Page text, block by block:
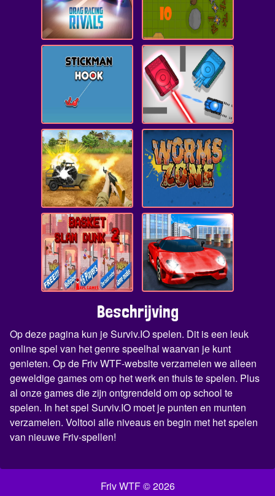
Beschrijving
Op deze pagina kun je Surviv.IO spelen. Dit is een leuk
online spel van het genre speelhal waarvan je kunt
genieten. Op de Friv WTF-website verzamelen we alleen
geweldige games om op het werk en thuis te spelen. Plus
al onze games die zijn ontgrendeld om op school te
spelen. In het spel Surviv.IO moet je punten en munten
verzamelen. Voltooi alle niveaus en begin met het spelen
van nieuwe Friv-spellen!
Friv WTF © 2026